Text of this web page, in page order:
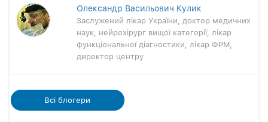
Олександр Васильович Кулик
Заслужений лікар України, доктор медичних
наук, нейрохірург вищої категорії, лікар
функціональної діагностики, лікар ФРМ,
директор центру
Всi блогери